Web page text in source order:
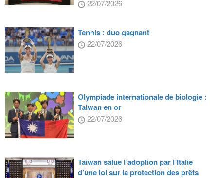
22/07/2026
Tennis : duo gagnant
22/07/2026
Olympiade internationale de biologie :
Taiwan en or
22/07/2026
Taiwan salue l’adoption par l’Italie
d’une loi sur la protection des prêts